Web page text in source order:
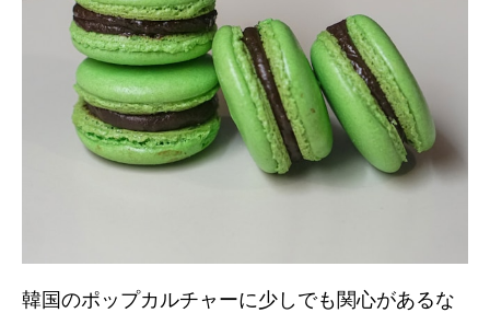
韓国のポップカルチャーに少しでも関心があるな